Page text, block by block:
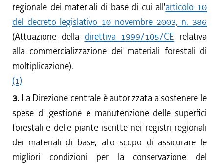
regionale dei materiali di base di cui all'articolo 10
del decreto legislativo 10 novembre 2003, n. 386
(Attuazione della direttiva 1999/105/CE relativa
alla commercializzazione dei materiali forestali di
moltiplicazione).
(1)
3. La Direzione centrale è autorizzata a sostenere le
spese di gestione e manutenzione delle superfici
forestali e delle piante iscritte nei registri regionali
dei materiali di base, allo scopo di assicurare le
migliori condizioni per la conservazione del